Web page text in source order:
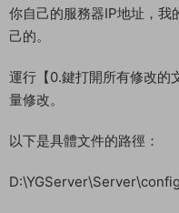
你自己的服務器IP地址，我
己的。
運行【0.鍵打開所有修改的
量修改。
以下是具體文件的路徑：